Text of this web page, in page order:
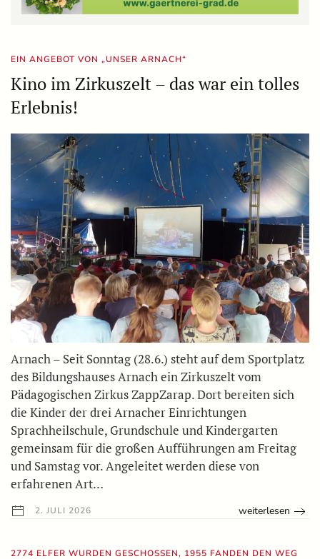
EIN ANGEBOT VON „UNSER ARNACH“
Kino im Zirkuszelt – das war ein tolles
Erlebnis!
Arnach – Seit Sonntag (28.6.) steht auf dem Sportplatz
des Bildungshauses Arnach ein Zirkuszelt vom
Pädagogischen Zirkus ZappZarap. Dort bereiten sich
die Kinder der drei Arnacher Einrichtungen
Sprachheilschule, Grundschule und Kindergarten
gemeinsam für die großen Aufführungen am Freitag
und Samstag vor. Angeleitet werden diese von
erfahrenen Art…
2. JULI 2026 weiterlesen
2774 ELFER WURDEN GESCHOSSEN, 1955 FANDEN DEN WEG